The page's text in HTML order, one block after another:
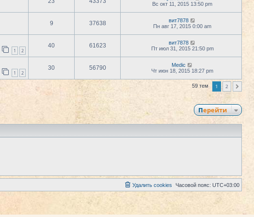
Вс окт 11, 2015 13:50 pm
9 37638
вит7878
Пн авг 17, 2015 0:00 am
1 2
40 61623
вит7878
Пт июл 31, 2015 21:50 pm
1 2
30 56790
Medic
Чт июн 18, 2015 18:27 pm
59 тем 1 2
Перейти
Часовой пояс: UTC+03:00
Удалить cookies